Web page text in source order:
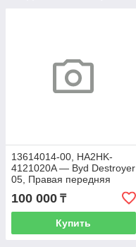
13614014-00, HA2HK-
4121020A — Byd Destroyer
05, Правая передняя
управления)
100 000 ₸
Купить